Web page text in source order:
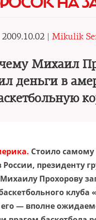
2009.10.02 | Mikulik
Михаил
деньги в
Стоило самому
России, президенту
Прохорову
его — вполне